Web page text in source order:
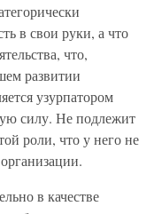
в свои руки, а что
что,
развитии
узурпатором
силу. Не подлежит
роли, что у него не
в качестве